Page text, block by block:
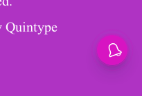
Quintype